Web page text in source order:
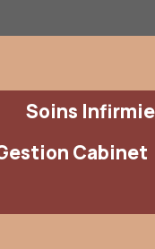
Soins
Cabinet